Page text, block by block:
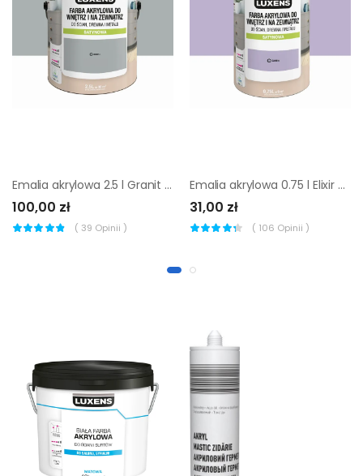
Emalia akrylowa 2.5 l Granit 4 Satynowa
100,00 zł
( 39 Opinii )
Emalia akrylowa 0.75 l Elixir 6 Satynowa
31,00 zł
( 106 Opinii )